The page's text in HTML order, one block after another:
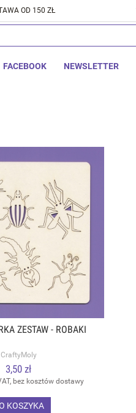
OD 150 ZŁ
FACEBOOK NEWSLETTER
ZESTAW - ROBAKI
CraftyMoly
3,50 zł
bez kosztów dostawy
KOSZYKA